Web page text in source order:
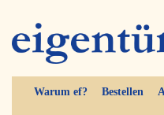
Warum ef? Bestellen